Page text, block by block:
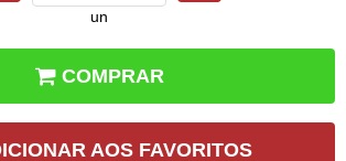
un
COMPRAR
AOS FAVORITOS